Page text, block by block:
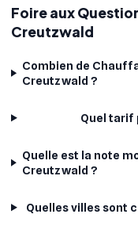
Foire aux
Creutzwald
Combien de
Creutzwald ?
Quel tarif
Quelle est la note
Creutzwald ?
Quelles villes sont